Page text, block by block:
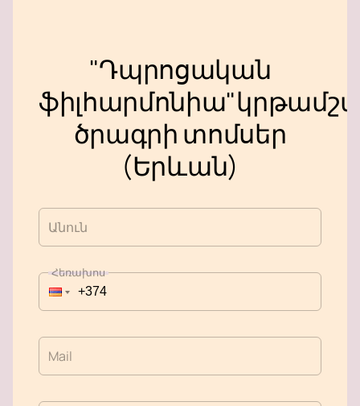
"Դպրոցական
ծրագրի տոմսեր
(Երևան)
Անուն
Հեռախոս
Mail